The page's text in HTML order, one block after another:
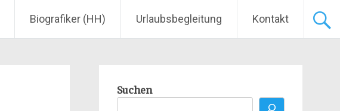
Biografiker (HH) Urlaubsbegleitung Kontakt
Suchen